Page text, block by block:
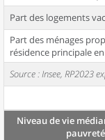
Part des logements
Part des ménages
résidence principale en
Source : Insee, RP2023
Niveau de vie
pauvreté